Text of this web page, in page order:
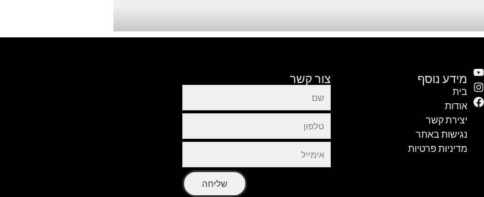
מידע נוסף
בית
אודות
יצירת קשר
נגישות באתר
מדיניות פרטיות
צור קשר
שליחה